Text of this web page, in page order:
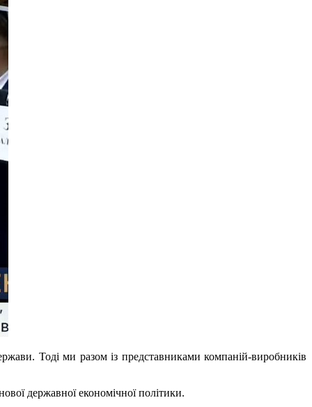
Тоді ми разом із представниками компаній-виробників
державної економічної політики.